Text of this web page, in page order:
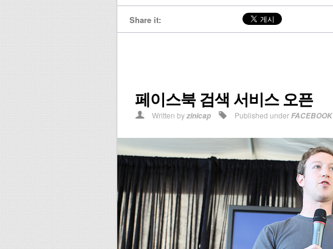
Share it:
페이스북 검색 서비스 오픈
Written byzinicap Published underFACEBOOK